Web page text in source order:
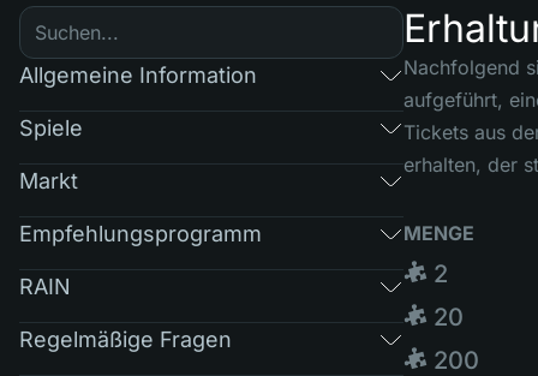
Allgemeine Information
Spiele
Markt
Empfehlungsprogramm
RAIN
Regelmäßige Fragen
Nachfolgend
aufgeführt,
Tickets aus
erhalten, der
MENGE
🧩 2
🧩 20
🧩 200